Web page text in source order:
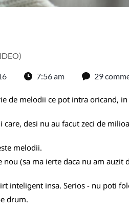
7:56 am 29
de melodii ce pot intra oricand,
desi nu au facut zeci de
melodii.
(sa ma ierte daca nu am auzit
inteligent insa. Serios - nu poti
drum.